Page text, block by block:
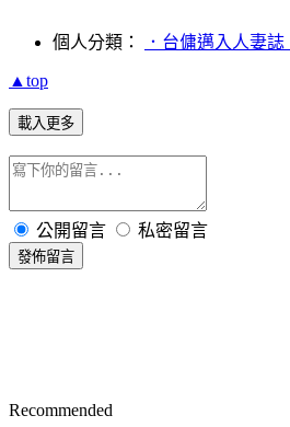
個人分類： ．台傭邁入人妻誌
▲top
載入更多
公開留言 私密留言
發佈留言
Recommended